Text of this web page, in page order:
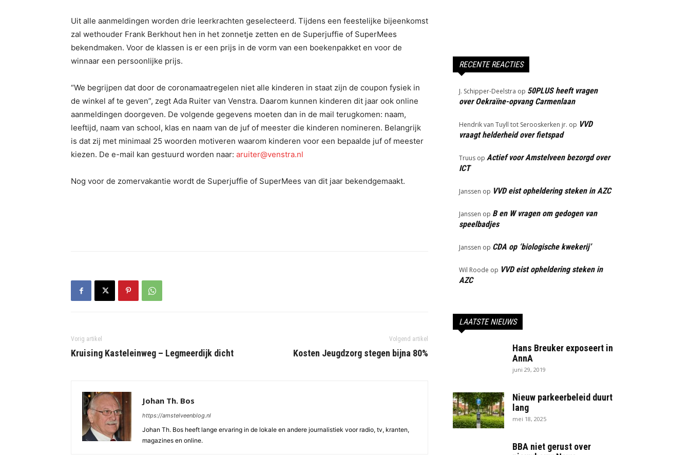
Uit alle aanmeldingen worden drie leerkrachten geselecteerd. Tijdens een feestelijke bijeenkomst
zal wethouder Frank Berkhout hen in het zonnetje zetten en de Superjuffie of SuperMees
bekendmaken. Voor de klassen is er een prijs in de vorm van een boekenpakket en voor de
winnaar een persoonlijke prijs.
“We begrijpen dat door de coronamaatregelen niet alle kinderen in staat zijn de coupon fysiek in
de winkel af te geven”, zegt Ada Ruiter van Venstra. Daarom kunnen kinderen dit jaar ook online
aanmeldingen doorgeven. De volgende gegevens moeten dan in de mail terugkomen: naam,
leeftijd, naam van school, klas en naam van de juf of meester die kinderen nomineren. Belangrijk
is dat zij met minimaal 25 woorden motiveren waarom kinderen voor een bepaalde juf of meester
kiezen. De e-mail kan gestuurd worden naar: aruiter@venstra.nl
Nog voor de zomervakantie wordt de Superjuffie of SuperMees van dit jaar bekendgemaakt.
Vorig artikel
Kruising Kasteleinweg – Legmeerdijk dicht
Volgend artikel
Kosten Jeugdzorg stegen bijna 80%
Johan Th. Bos
https://amstelveenblog.nl
Johan Th. Bos heeft lange ervaring in de lokale en andere journalistiek voor radio, tv, kranten,
magazines en online.
RECENTE REACTIES
J. Schipper-Deelstra op 50PLUS heeft vragen
over Oekraïne-opvang Carmenlaan
Hendrik van Tuyll tot Serooskerken jr. op VVD
vraagt helderheid over fietspad
Truus op Actief voor Amstelveen bezorgd over
ICT
Janssen op VVD eist opheldering steken in AZC
Janssen op B en W vragen om gedogen van
speelbadjes
Janssen op CDA op ‘biologische kwekerij’
Wil Roode op VVD eist opheldering steken in
AZC
LAATSTE NIEUWS
Hans Breuker exposeert in
AnnA
juni 29, 2019
Nieuw parkeerbeleid duurt
lang
mei 18, 2025
BBA niet gerust over